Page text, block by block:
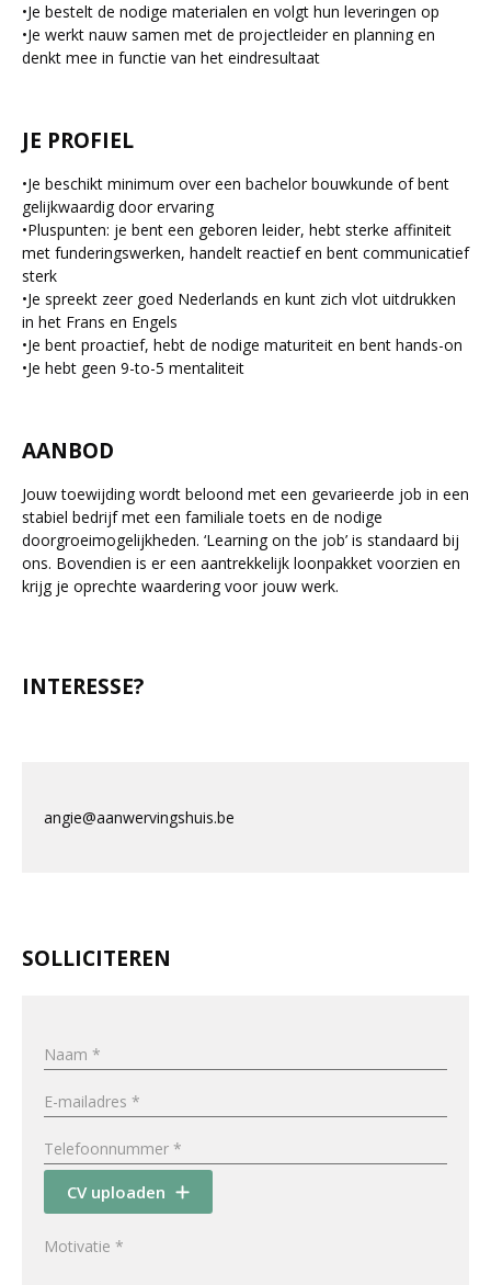
•Je bestelt de nodige materialen en volgt hun leveringen op
•Je werkt nauw samen met de projectleider en planning en
denkt mee in functie van het eindresultaat
JE PROFIEL
•Je beschikt minimum over een bachelor bouwkunde of bent
gelijkwaardig door ervaring
•Pluspunten: je bent een geboren leider, hebt sterke affiniteit
met funderingswerken, handelt reactief en bent communicatief
sterk
•Je spreekt zeer goed Nederlands en kunt zich vlot uitdrukken
in het Frans en Engels
•Je bent proactief, hebt de nodige maturiteit en bent hands-on
•Je hebt geen 9-to-5 mentaliteit
AANBOD
Jouw toewijding wordt beloond met een gevarieerde job in een
stabiel bedrijf met een familiale toets en de nodige
doorgroeimogelijkheden. ‘Learning on the job’ is standaard bij
ons. Bovendien is er een aantrekkelijk loonpakket voorzien en
krijg je oprechte waardering voor jouw werk.
INTERESSE?
angie@aanwervingshuis.be
SOLLICITEREN
CV uploaden